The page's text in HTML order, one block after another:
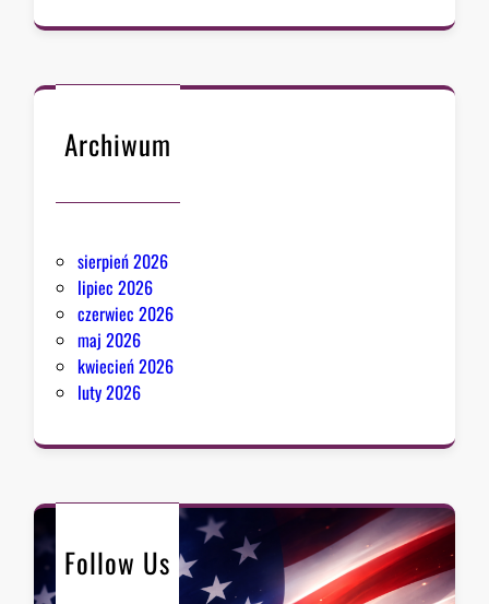
Archiwum
sierpień 2026
lipiec 2026
czerwiec 2026
maj 2026
kwiecień 2026
luty 2026
Follow Us